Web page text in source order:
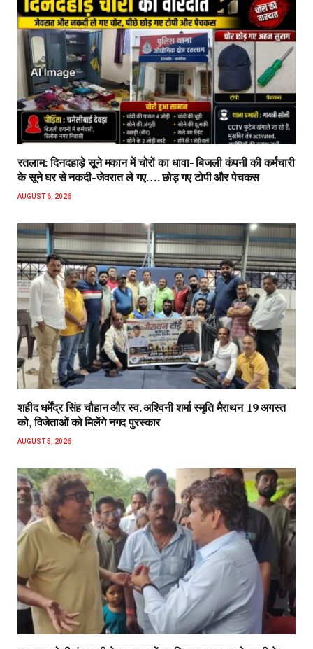
रतलाम: दिनदहाड़े सूने मकान में चोरों का धावा- बिजली कंपनी की कर्मचारी
के सूने घर से नकदी-जेवरात ले गए…. छोड़ गए टोपी और पेचकस
AUGUST 6, 2026
शहीद धर्मेंद्र सिंह चौहान और स्व. अश्विनी शर्मा स्मृति मैराथन 19 अगस्त
को, विजेताओं को मिलेंगे नगद पुरस्कार
AUGUST 5, 2026